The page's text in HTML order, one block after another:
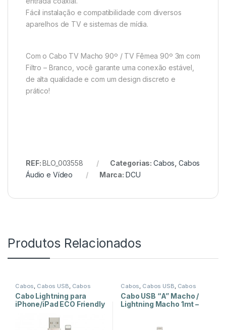
Fácil instalação e compatibilidade com diversos
aparelhos de TV e sistemas de mídia.
Com o Cabo TV Macho 90º / TV Fêmea 90º 3m com
Filtro – Branco, você garante uma conexão estável,
de alta qualidade e com um design discreto e
prático!
REF:BLO_003558 Categorias: Cabos ,Cabos
Áudio e Vídeo
Marca: DCU
Produtos Relacionados
Cabos, Cabos USB, Cabos
USB-A
Cabo Lightning para
iPhone/iPad ECO Friendly
Cabos, Cabos USB, Cabos
USB-A
Cabo USB “A” Macho /
Lightning Macho 1mt –